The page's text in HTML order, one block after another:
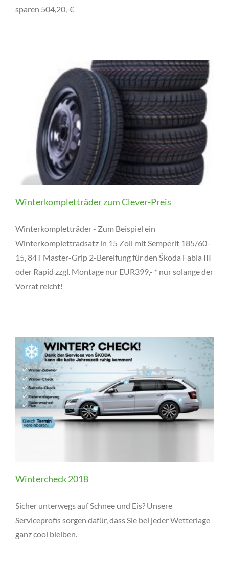
sparen 504,20,-€
Winterkompletträder zum Clever-Preis
Winterkompletträder - Zum Beispiel ein
Winterkomplettradsatz in 15 Zoll mit Semperit 185/60-
15, 84T Master-Grip 2-Bereifung für den Śkoda Fabia III
oder Rapid zzgl. Montage nur EUR399,- * nur solange der
Vorrat reicht!
Wintercheck 2018
Sicher unterwegs auf Schnee und Eis? Unsere
Serviceprofis sorgen dafür, dass Sie bei jeder Wetterlage
ganz cool bleiben.